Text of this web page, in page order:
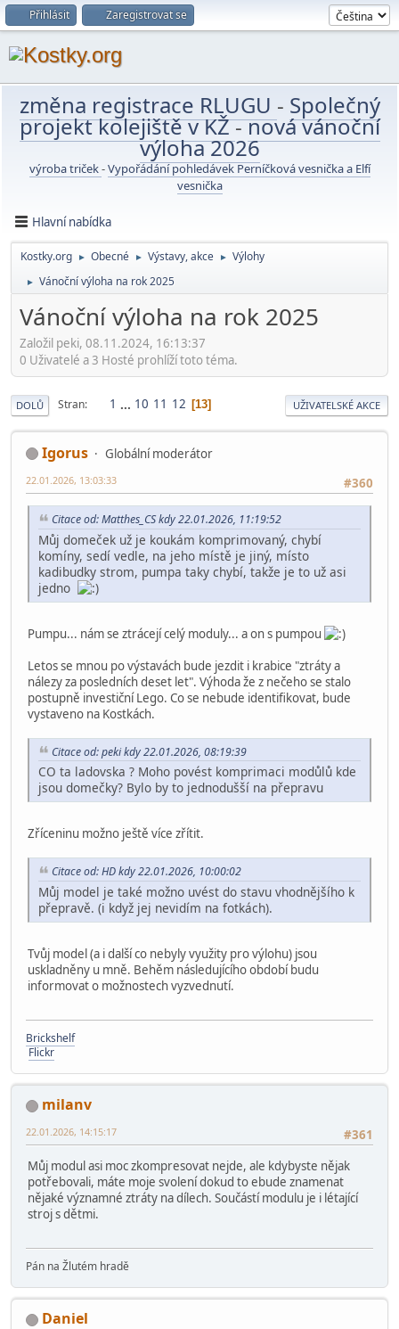
Přihlásit Zaregistrovat se
změna registrace RLUGU - Společný
projekt kolejiště v KŽ-nová vánoční
výloha 2026
výroba triček-Vypořádání pohledávek Perníčková vesnička a Elfí
vesnička
Hlavní nabídka
Kostky.org ► Obecné ► Výstavy, akce ► Výlohy
► Vánoční výloha na rok 2025
Vánoční výloha na rok 2025
Založil peki, 08.11.2024, 16:13:37
0 Uživatelé a 3 Hosté prohlíží toto téma.
DOLŮ Stran 1 ... 10 11 12 13 UŽIVATELSKÉ AKCE
Igorus
Globální moderátor
#360
22.01.2026, 13:03:33
Citace od: Matthes_CS kdy 22.01.2026, 11:19:52
Můj domeček už je koukám komprimovaný, chybí
komíny, sedí vedle, na jeho místě je jiný, místo
kadibudky strom, pumpa taky chybí, takže je to už asi
jedno
Pumpu... nám se ztrácejí celý moduly... a on s pumpou
Letos se mnou po výstavách bude jezdit i krabice "ztráty a
nálezy za posledních deset let". Výhoda že z nečeho se stalo
postupně investiční Lego. Co se nebude identifikovat, bude
vystaveno na Kostkách.
Citace od: peki kdy 22.01.2026, 08:19:39
CO ta ladovska ? Moho povést komprimaci modůlů kde
jsou domečky? Bylo by to jednodušší na přepravu
Zříceninu možno ještě více zřítit.
Citace od: HD kdy 22.01.2026, 10:00:02
Můj model je také možno uvést do stavu vhodnějšího k
přepravě. (i když jej nevidím na fotkách).
Tvůj model (a i další co nebyly využity pro výlohu) jsou
uskladněny u mně. Behěm následujícího období budu
informovat o možnostech vyzvednutí.
Brickshelf
Flickr
milanv
#361
22.01.2026, 14:15:17
Můj modul asi moc zkompresovat nejde, ale kdybyste nějak
potřebovali, máte moje svolení dokud to ebude znamenat
nějaké významné ztráty na dílech. Součástí modulu je i létající
stroj s dětmi.
Pán na Žlutém hradě
Daniel